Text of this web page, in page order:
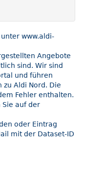
www.aldi-
Angebote
sind. Wir sind
und führen
Aldi Nord. Die
Fehler enthalten.
auf der
oder Eintrag
mit der Dataset-ID